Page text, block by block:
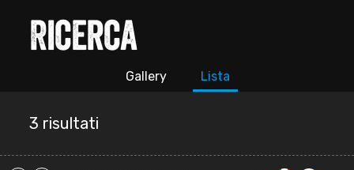
Ricerca
Gallery Lista
3 risultati